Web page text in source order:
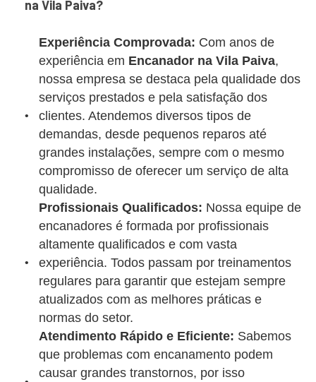
na Vila Paiva?
Experiência Comprovada: Com anos de
experiência em Encanador na Vila Paiva,
nossa empresa se destaca pela qualidade dos
serviços prestados e pela satisfação dos
clientes. Atendemos diversos tipos de
demandas, desde pequenos reparos até
grandes instalações, sempre com o mesmo
compromisso de oferecer um serviço de alta
qualidade.
Profissionais Qualificados: Nossa equipe de
encanadores é formada por profissionais
altamente qualificados e com vasta
experiência. Todos passam por treinamentos
regulares para garantir que estejam sempre
atualizados com as melhores práticas e
normas do setor.
Atendimento Rápido e Eficiente: Sabemos
que problemas com encanamento podem
causar grandes transtornos, por isso